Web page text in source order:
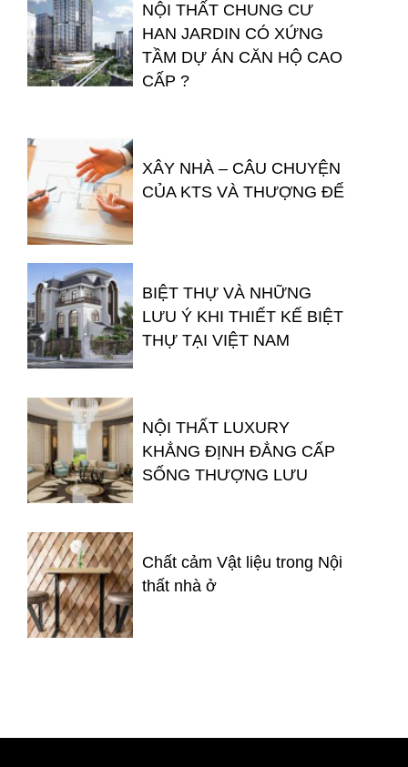
NỘI THẤT CHUNG CƯ
HAN JARDIN CÓ XỨNG
TẦM DỰ ÁN CĂN HỘ CAO
CẤP ?
XÂY NHÀ – CÂU CHUYỆN
CỦA KTS VÀ THƯỢNG ĐẾ
BIỆT THỰ VÀ NHỮNG
LƯU Ý KHI THIẾT KẾ BIỆT
THỰ TẠI VIỆT NAM
NỘI THẤT LUXURY
KHẲNG ĐỊNH ĐẲNG CẤP
SỐNG THƯỢNG LƯU
Chất cảm Vật liệu trong Nội
thất nhà ở